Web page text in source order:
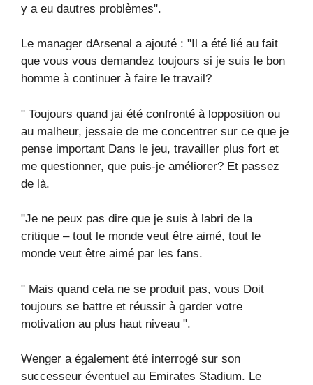
y a eu dautres problèmes".
Le manager dArsenal a ajouté : "Il a été lié au fait
que vous vous demandez toujours si je suis le bon
homme à continuer à faire le travail?
" Toujours quand jai été confronté à lopposition ou
au malheur, jessaie de me concentrer sur ce que je
pense important Dans le jeu, travailler plus fort et
me questionner, que puis-je améliorer? Et passez
de là.
"Je ne peux pas dire que je suis à labri de la
critique – tout le monde veut être aimé, tout le
monde veut être aimé par les fans.
" Mais quand cela ne se produit pas, vous Doit
toujours se battre et réussir à garder votre
motivation au plus haut niveau ".
Wenger a également été interrogé sur son
successeur éventuel au Emirates Stadium. Le